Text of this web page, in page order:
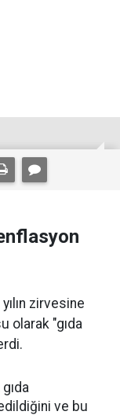
zirvesine
olarak "gıda
ve bu